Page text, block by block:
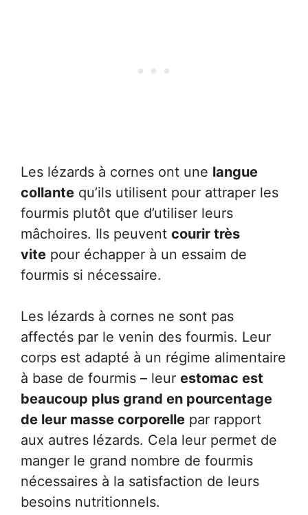
Les lézards à cornes ont une langue
collante qu’ils utilisent pour attraper les
fourmis plutôt que d’utiliser leurs
mâchoires. Ils peuvent courir très
vite pour échapper à un essaim de
fourmis si nécessaire.
Les lézards à cornes ne sont pas
affectés par le venin des fourmis. Leur
corps est adapté à un régime alimentaire
à base de fourmis – leur estomac est
beaucoup plus grand en pourcentage
de leur masse corporelle par rapport
aux autres lézards. Cela leur permet de
manger le grand nombre de fourmis
nécessaires à la satisfaction de leurs
besoins nutritionnels.